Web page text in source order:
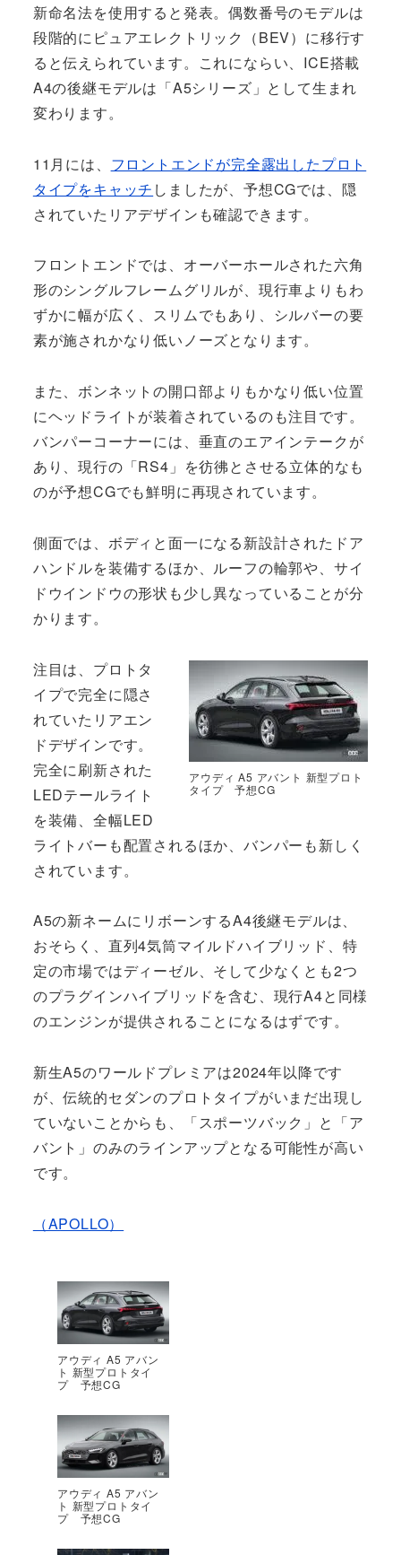
新命名法を使用すると発表。偶数番号のモデルは
段階的にピュアエレクトリック（BEV）に移行す
ると伝えられています。これにならい、ICE搭載
A4の後継モデルは「A5シリーズ」として生まれ
変わります。
11月には、 フロントエンドが完全露出したプロト
タイプをキャッチ しましたが、予想CGでは、隠
されていたリアデザインも確認できます。
フロントエンドでは、オーバーホールされた六角
形のシングルフレームグリルが、現行車よりもわ
ずかに幅が広く、スリムでもあり、シルバーの要
素が施されかなり低いノーズとなります。
また、ボンネットの開口部よりもかなり低い位置
にヘッドライトが装着されているのも注目です。
バンパーコーナーには、垂直のエアインテークが
あり、現行の「RS4」を彷彿とさせる立体的なも
のが予想CGでも鮮明に再現されています。
側面では、ボディと面一になる新設計されたドア
ハンドルを装備するほか、ルーフの輪郭や、サイ
ドウインドウの形状も少し異なっていることが分
かります。
アウディ A5 アバント 新型プロト
タイプ 予想CG
注目は、プロトタ
イプで完全に隠さ
れていたリアエン
ドデザインです。
完全に刷新された
LEDテールライト
を装備、全幅LED
ライトバーも配置されるほか、バンパーも新しく
されています。
A5の新ネームにリボーンするA4後継モデルは、
おそらく、直列4気筒マイルドハイブリッド、特
定の市場ではディーゼル、そして少なくとも2つ
のプラグインハイブリッドを含む、現行A4と同様
のエンジンが提供されることになるはずです。
新生A5のワールドプレミアは2024年以降です
が、伝統的セダンのプロトタイプがいまだ出現し
ていないことからも、「スポーツバック」と「ア
バント」のみのラインアップとなる可能性が高い
です。
（APOLLO）
アウディ A5 アバン
ト 新型プロトタイ
プ 予想CG
アウディ A5 アバン
ト 新型プロトタイ
プ 予想CG